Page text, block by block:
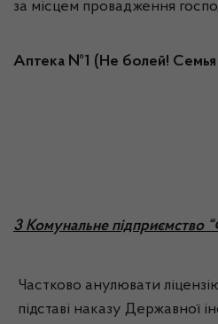
за місцем провадження
Аптека №1 (Не болей! Семья
3 Комунальне підприємство
Частково анулювати
підставі наказу Державної